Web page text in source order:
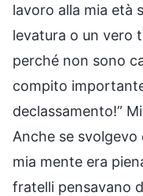
lavoro alla mia età
levatura o un vero
perché non sono
compito
declassamento!”
Anche se
mia mente era
fratelli pensavano